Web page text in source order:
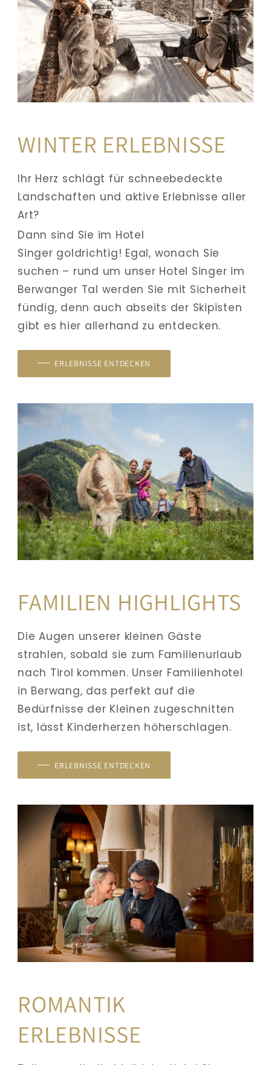
WINTER ERLEBNISSE
Ihr Herz schlägt für schneebedeckte
Landschaften und aktive Erlebnisse aller
Art?
Dann sind Sie im Hotel
Singer goldrichtig! Egal, wonach Sie
suchen – rund um unser Hotel Singer im
Berwanger Tal werden Sie mit Sicherheit
fündig, denn auch abseits der Skipisten
gibt es hier allerhand zu entdecken.
ERLEBNISSE ENTDECKEN
FAMILIEN HIGHLIGHTS
Die Augen unserer kleinen Gäste
strahlen, sobald sie zum Familienurlaub
nach Tirol kommen. Unser Familienhotel
in Berwang, das perfekt auf die
Bedürfnisse der Kleinen zugeschnitten
ist, lässt Kinderherzen höherschlagen.
ERLEBNISSE ENTDECKEN
ROMANTIK
ERLEBNISSE